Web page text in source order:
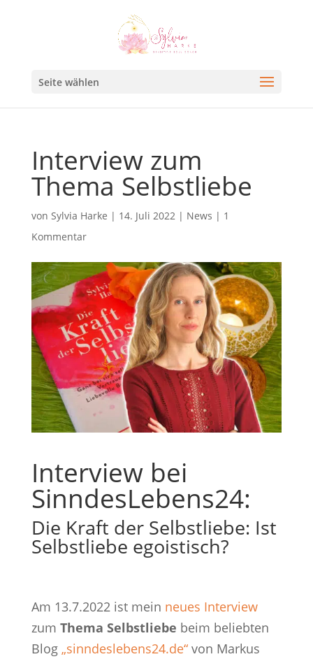
Seite wählen
Interview zum
Thema Selbstliebe
von Sylvia Harke | 14. Juli 2022| News | 1
Kommentar
Interview bei
SinndesLebens24:
Die Kraft der Selbstliebe: Ist
Selbstliebe egoistisch?
Am 13.7.2022 ist mein neues Interview
zum Thema Selbstliebe beim beliebten
Blog „sinndeslebens24.de“von Markus